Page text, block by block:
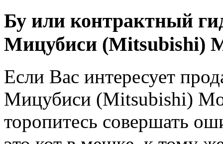
Бу или контрактный
Мицубиси (Mitsubishi)
Если Вас интересует
Мицубиси (Mitsubishi)
торопитесь совершать